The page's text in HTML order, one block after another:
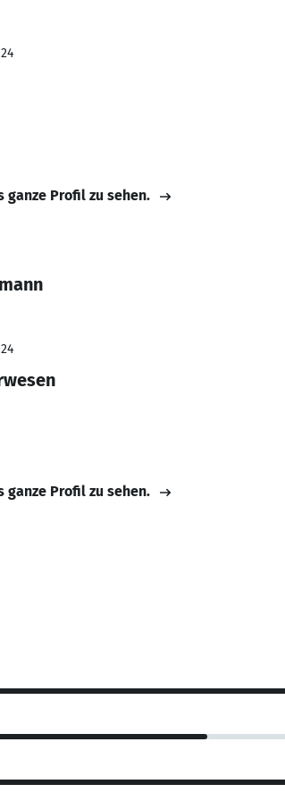
ganze Profil zu sehen.
ganze Profil zu sehen.